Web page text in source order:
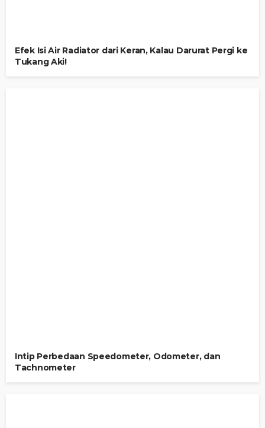
Efek Isi Air Radiator dari Keran, Kalau Darurat Pergi ke
Tukang Aki!
Intip Perbedaan Speedometer, Odometer, dan
Tachnometer